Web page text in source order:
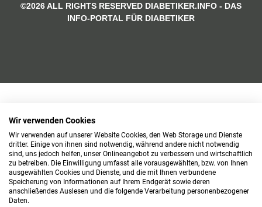
©2026 ALL RIGHTS RESERVED DIABETIKER.INFO - DAS
INFO-PORTAL FÜR DIABETIKER
Wir verwenden Cookies
Wir verwenden auf unserer Website Cookies, den Web Storage und Dienste
dritter. Einige von ihnen sind notwendig, während andere nicht notwendig
sind, uns jedoch helfen, unser Onlineangebot zu verbessern und wirtschaftlich
zu betreiben. Die Einwilligung umfasst alle vorausgewählten, bzw. von Ihnen
ausgewählten Cookies und Dienste, und die mit Ihnen verbundene
Speicherung von Informationen auf Ihrem Endgerät sowie deren
anschließendes Auslesen und die folgende Verarbeitung personenbezogener
Daten.